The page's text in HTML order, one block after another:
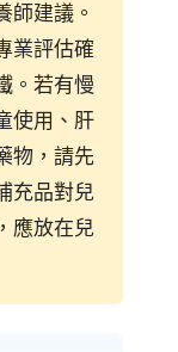
師建議。
業評估確
。若有慢
使用、肝
物，請先
充品對兒
應放在兒